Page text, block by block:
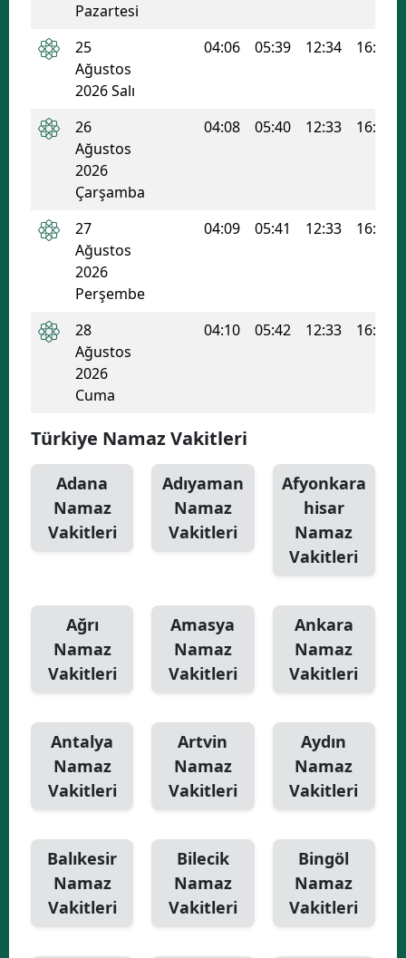
Kırıkkale
Bartın
Yalova
Karabük
Kilis
Osmaniye
Pazartesi
25
Ağustos
2026 Salı
04:06 05:39 12:34 16:18
26
Ağustos
2026
Çarşamba
04:08 05:40 12:33 16:17
27
Ağustos
2026
Perşembe
04:09 05:41 12:33 16:16
28
Ağustos
2026
Cuma
04:10 05:42 12:33 16:15
Türkiye Namaz Vakitleri
Adana
Namaz
Vakitleri
Adıyaman
Namaz
Vakitleri
Afyonkara
hisar
Namaz
Vakitleri
Ağrı
Namaz
Vakitleri
Amasya
Namaz
Vakitleri
Ankara
Namaz
Vakitleri
Antalya
Namaz
Vakitleri
Artvin
Namaz
Vakitleri
Aydın
Namaz
Vakitleri
Balıkesir
Namaz
Vakitleri
Bilecik
Namaz
Vakitleri
Bingöl
Namaz
Vakitleri